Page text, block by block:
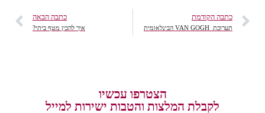
כתבה הקודמת
תערוכת VAN GOGH הבינלאומית
כתבה הבאה
איך להכין מטף ביתי?
הצטרפו עכשיו
לקבלת המלצות והטבות ישירות למייל